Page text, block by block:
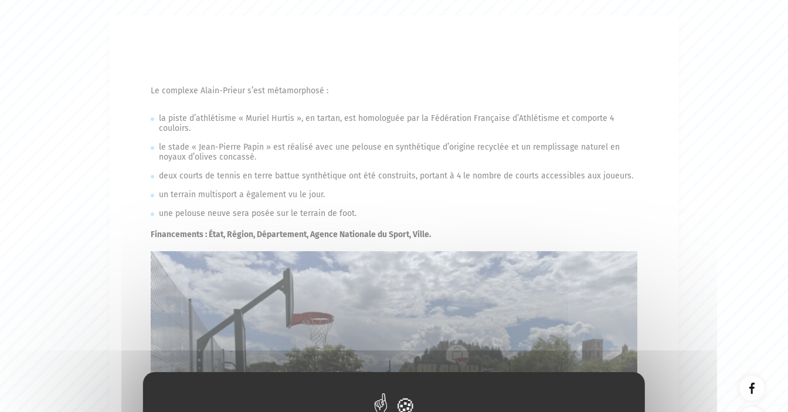
Le complexe Alain-Prieur s’est métamorphosé :
la piste d’athlétisme « Muriel Hurtis », en tartan, est homologuée par la Fédération Française d’Athlétisme et comporte 4
couloirs.
le stade « Jean-Pierre Papin » est réalisé avec une pelouse en synthétique d’origine recyclée et un remplissage naturel en
noyaux d’olives concassé.
deux courts de tennis en terre battue synthétique ont été construits, portant à 4 le nombre de courts accessibles aux joueurs.
un terrain multisport a également vu le jour.
une pelouse neuve sera posée sur le terrain de foot.
Financements : État, Région, Département, Agence Nationale du Sport, Ville.